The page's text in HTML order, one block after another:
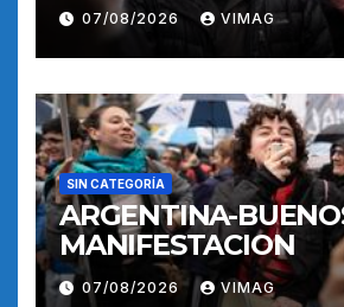
07/08/2026 VIMAG
SIN CATEGORÍA
ARGENTINA-
MANIFESTACION
07/08/2026 VIMAG